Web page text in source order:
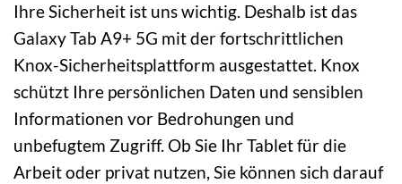
Ihre Sicherheit ist uns wichtig. Deshalb ist das
Galaxy Tab A9+ 5G mit der fortschrittlichen
Knox-Sicherheitsplattform ausgestattet. Knox
schützt Ihre persönlichen Daten und sensiblen
Informationen vor Bedrohungen und
unbefugtem Zugriff. Ob Sie Ihr Tablet für die
Arbeit oder privat nutzen, Sie können sich darauf